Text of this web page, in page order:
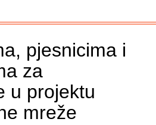
pjesnicima i
za
u projektu
mreže